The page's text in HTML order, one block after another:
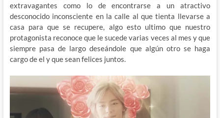
extravagantes como lo de encontrarse a un atractivo
desconocido inconsciente en la calle al que tienta llevarse a
casa para que se recupere, algo esto ultimo que nuestro
protagonista reconoce que le sucede varias veces al mes y que
siempre pasa de largo deseándole que algún otro se haga
cargo de el y que sean felices juntos.